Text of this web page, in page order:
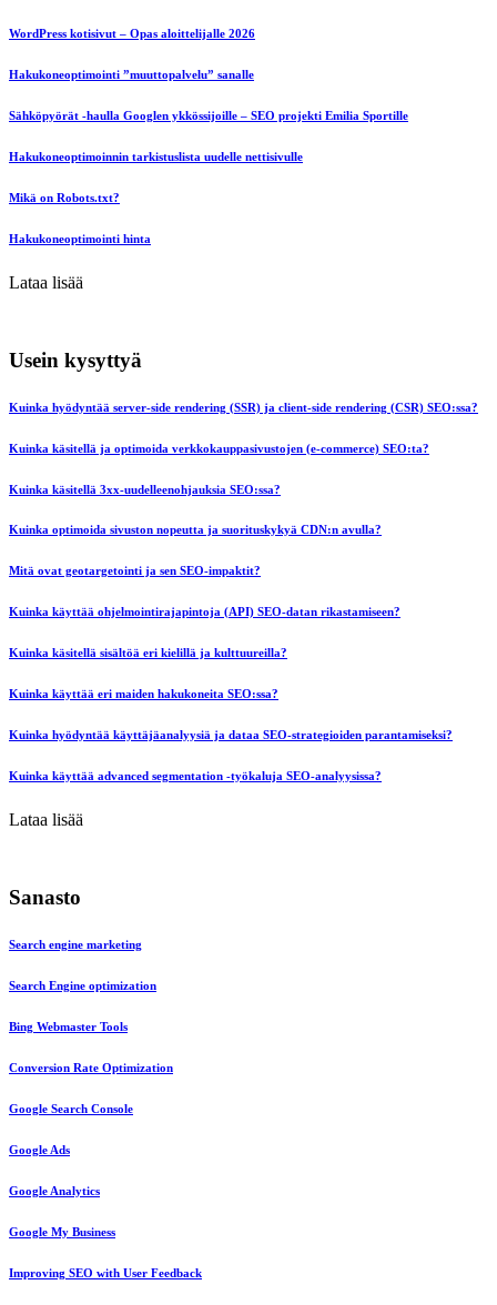
WordPress kotisivut – Opas aloittelijalle 2026
Hakukoneoptimointi ”muuttopalvelu” sanalle
Sähköpyörät -haulla Googlen ykkössijoille – SEO projekti Emilia Sportille
Hakukoneoptimoinnin tarkistuslista uudelle nettisivulle
Mikä on Robots.txt?
Hakukoneoptimointi hinta
Lataa lisää
Usein kysyttyä
Kuinka hyödyntää server-side rendering (SSR) ja client-side rendering (CSR) SEO:ssa?
Kuinka käsitellä ja optimoida verkkokauppasivustojen (e-commerce) SEO:ta?
Kuinka käsitellä 3xx-uudelleenohjauksia SEO:ssa?
Kuinka optimoida sivuston nopeutta ja suorituskykyä CDN:n avulla?
Mitä ovat geotargetointi ja sen SEO-impaktit?
Kuinka käyttää ohjelmointirajapintoja (API) SEO-datan rikastamiseen?
Kuinka käsitellä sisältöä eri kielillä ja kulttuureilla?
Kuinka käyttää eri maiden hakukoneita SEO:ssa?
Kuinka hyödyntää käyttäjäanalyysiä ja dataa SEO-strategioiden parantamiseksi?
Kuinka käyttää advanced segmentation -työkaluja SEO-analyysissa?
Lataa lisää
Sanasto
Search engine marketing
Search Engine optimization
Bing Webmaster Tools
Conversion Rate Optimization
Google Search Console
Google Ads
Google Analytics
Google My Business
Improving SEO with User Feedback